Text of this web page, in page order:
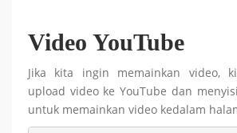
Video YouTube
Jika kita ingin memainkan video,
upload video ke YouTube dan
untuk memainkan video kedalam